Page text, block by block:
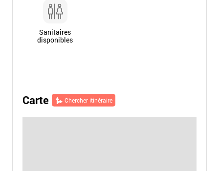
Sanitaires
disponibles
Carte Chercher itinéraire